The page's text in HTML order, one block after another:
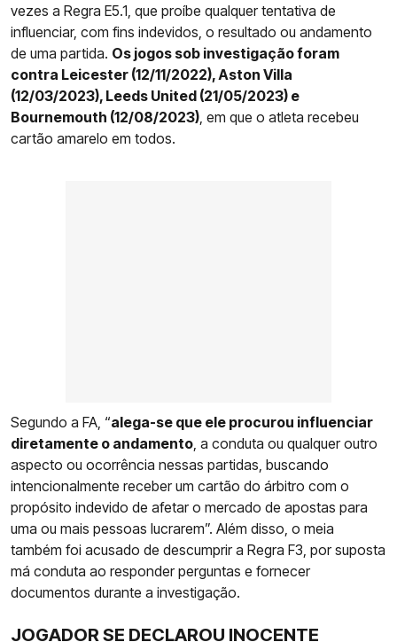
vezes a Regra E5.1, que proíbe qualquer tentativa de
influenciar, com fins indevidos, o resultado ou andamento
de uma partida. Os jogos sob investigação foram
contra Leicester (12/11/2022), Aston Villa
(12/03/2023), Leeds United (21/05/2023) e
Bournemouth (12/08/2023), em que o atleta recebeu
cartão amarelo em todos.
Segundo a FA, “alega-se que ele procurou influenciar
diretamente o andamento, a conduta ou qualquer outro
aspecto ou ocorrência nessas partidas, buscando
intencionalmente receber um cartão do árbitro com o
propósito indevido de afetar o mercado de apostas para
uma ou mais pessoas lucrarem”. Além disso, o meia
também foi acusado de descumprir a Regra F3, por suposta
má conduta ao responder perguntas e fornecer
documentos durante a investigação.
JOGADOR SE DECLAROU INOCENTE